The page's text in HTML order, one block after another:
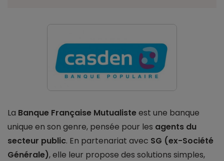
La Banque Française Mutualisteest une banque
unique en son genre, pensée pour les agents du
secteur public. En partenariat avec SG (ex-Société
Générale), elle leur propose des solutions simples,